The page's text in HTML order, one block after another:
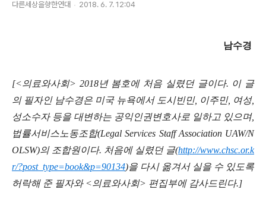
다른세상을향한연대 2018. 6. 7. 12:04
남수경
[<의료와사회> 2018년 봄호에 처음 실렸던 글이다. 이 글
의 필자인 남수경은 미국 뉴욕에서 도시빈민, 이주민, 여성,
성소수자 등을 대변하는 공익인권변호사로 일하고 있으며,
법률서비스노동조합(Legal Services Staff Association UAW/N
OLSW)의 조합원이다. 처음에 실렸던 글(http://www.chsc.or.k
r/?post_type=book&p=90134)을 다시 옮겨서 실을 수 있도록
허락해 준 필자와 <의료와사회> 편집부에 감사드린다.]